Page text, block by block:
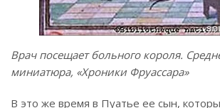
Врач посещает больного короля.
миниатюра, «Хроники Фруассара»
В это же время в Пуатье ее сын,